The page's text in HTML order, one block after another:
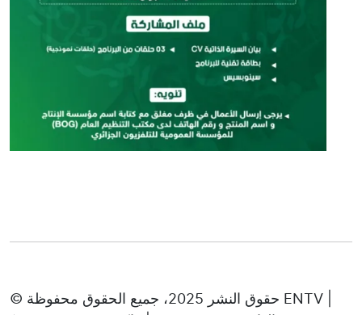
© حقوق النشر 2025، جميع الحقوق محفوظة ENTV |